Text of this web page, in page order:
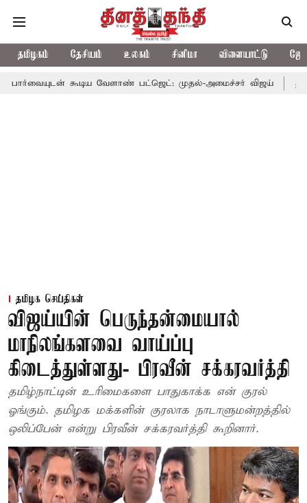
தமிழகம் தேசியம் உலகம் சினிமா விளையாட்டு
கூடிய வேளாண் பட்ஜெட்: முதல்-அமைச்சர் விஜய் தமிழக
தமிழக செய்திகள்
விஜய்யின் பெருந்தன்மையால்
மாநிலங்களவை வாய்ப்பு
கிடைத்துள்ளது- பிரவீன் சக்கரவர்த்தி
தமிழ்நாட்டின் உரிமைகளை பாதுகாக்க என் குரல்
ஓங்கும். தமிழக மக்களின் குரலாக நாடாளுமன்றத்தில்
ஒலிப்பேன் என்று பிரவீன் சக்கரவர்த்தி கூறினார்.